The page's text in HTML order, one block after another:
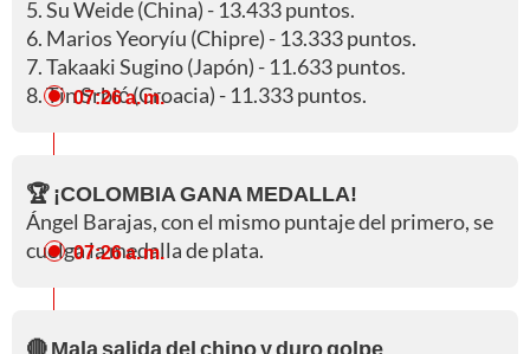
5. Su Weide (China) - 13.433 puntos.
6. Marios Yeoryíu (Chipre) - 13.333 puntos.
7. Takaaki Sugino (Japón) - 11.633 puntos.
8. Tin Srbić (Croacia) - 11.333 puntos.
07:26 a. m.
🏆 ¡COLOMBIA GANA MEDALLA!
Ángel Barajas, con el mismo puntaje del primero, se
cuelga la medalla de plata.
07:26 a. m.
🔴 Mala salida del chino y duro golpe